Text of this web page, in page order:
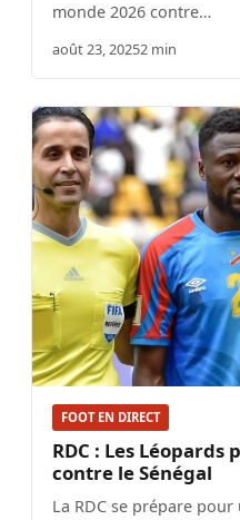
monde 2026 contre…
août 23, 20252 min
FOOT EN DIRECT
RDC : Les
contre le Sénégal
La RDC se prépare